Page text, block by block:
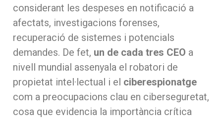
considerant les despeses en notificació a
afectats, investigacions forenses,
recuperació de sistemes i potencials
demandes. De fet, un de cada tres CEO a
nivell mundial assenyala el robatori de
propietat intel·lectual i el ciberespionatge
com a preocupacions clau en ciberseguretat,
cosa que evidencia la importància crítica